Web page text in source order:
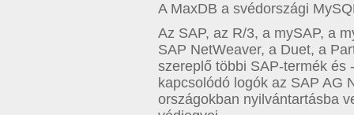
A MaxDB a svédországi
Az SAP, az R/3, a mySAP, a
SAP NetWeaver, a Duet, a
szereplő többi SAP-termék és
kapcsolódó logók az SAP AG
országokban nyilvántartásba